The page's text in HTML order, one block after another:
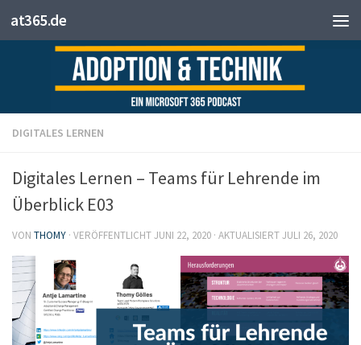
Zum Inhalt springen
at365.de
DIGITALES LERNEN
Digitales Lernen – Teams für Lehrende im
Überblick E03
VON THOMY · VERÖFFENTLICHTJUNI 22, 2020 · AKTUALISIERTJULI 26, 2020